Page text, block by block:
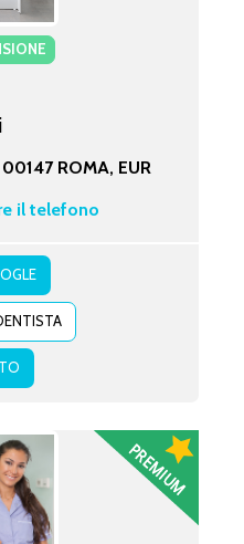
00147 ROMA, EUR
il telefono